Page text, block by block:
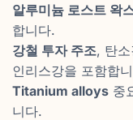
알루미늄 로스트 왁
합니다.
강철 투자 주조, 탄
인리스강을 포함합
Titanium alloys 중
니다.